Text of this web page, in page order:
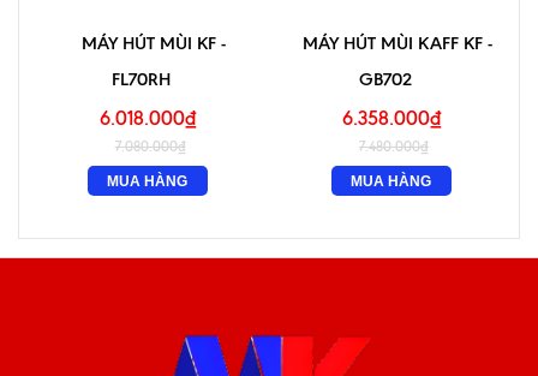
MÁY HÚT MÙI KF -
FL70RH
6.018.000₫
7.080.000₫
MUA HÀNG
MÁY HÚT MÙI KAFF KF -
GB702
6.358.000₫
7.480.000₫
MUA HÀNG